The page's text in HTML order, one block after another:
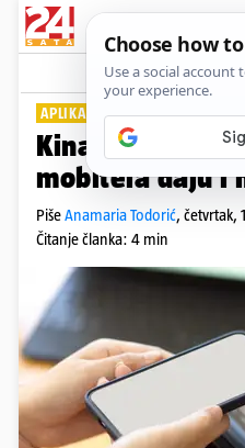
APLIKACIJA ZA SVE
Kina živi bez
mobitela daju i
PišeAnamaria Todorić, četvrtak,
Čitanje članka: 4 min